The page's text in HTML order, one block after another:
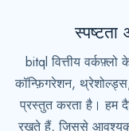
स्पष्टता
bitql वित्तीय
कॉन्फ़िगरेशन,
प्रस्तुत करता है। हम
रखते हैं, जिससे आवश्यक